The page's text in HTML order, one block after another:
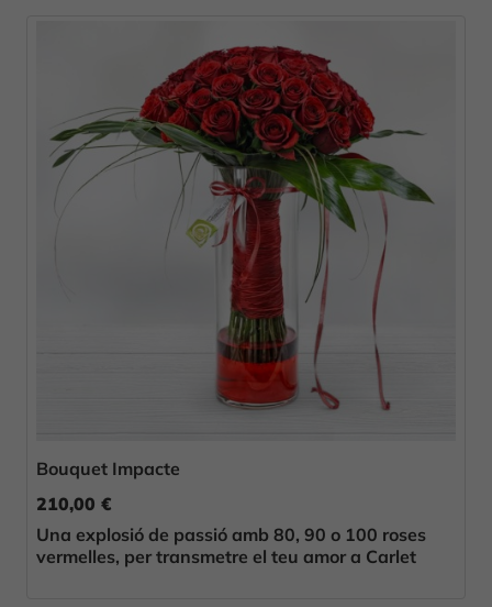
Bouquet Impacte
210,00 €
Una explosió de passió amb 80, 90 o 100 roses
vermelles, per transmetre el teu amor a Carlet